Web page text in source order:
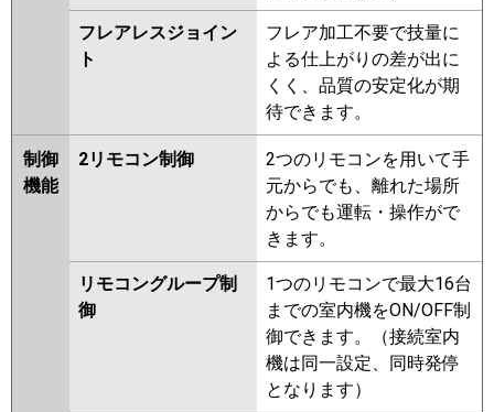
フレアレスジョイン
ト
フレア加工不要で技量に
よる仕上がりの差が出に
くく、品質の安定化が期
待できます。
制御
機能
2リモコン制御
2つのリモコンを用いて手
元からでも、離れた場所
からでも運転・操作がで
きます。
リモコングループ制
御
1つのリモコンで最大16台
までの室内機をON/OFF制
御できます。（接続室内
機は同一設定、同時発停
となります）